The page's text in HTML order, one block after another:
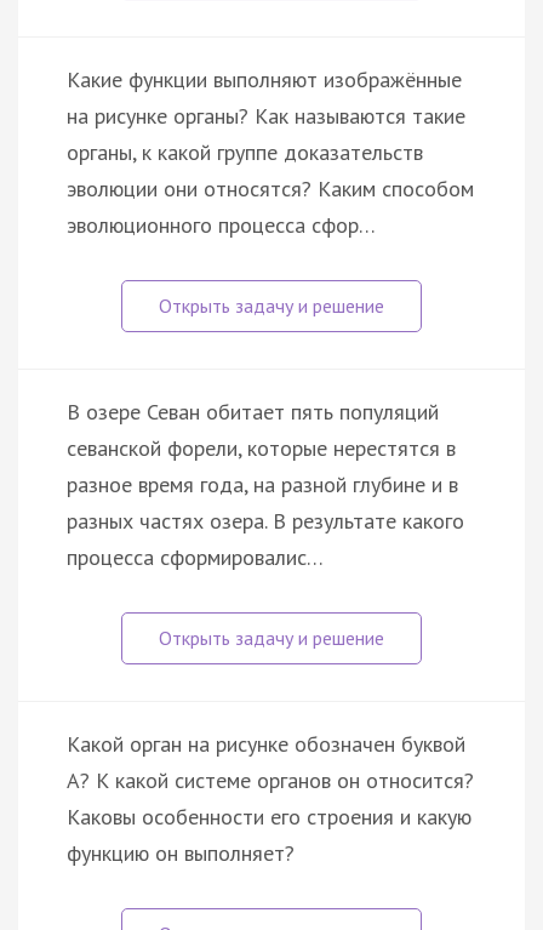
Какие функции выполняют изображённые
на рисунке органы? Как называются такие
органы, к какой группе доказательств
эволюции они относятся? Каким способом
эволюционного процесса сфор…
В озере Севан обитает пять популяций
севанской форели, которые нерестятся в
разное время года, на разной глубине и в
разных частях озера. В результате какого
процесса сформировалис…
Какой орган на рисунке обозначен буквой
А? К какой системе органов он относится?
Каковы особенности его строения и какую
функцию он выполняет?